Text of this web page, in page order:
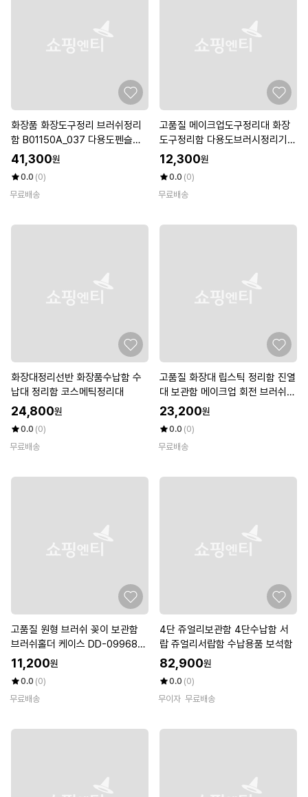
화장품 화장도구정리 브러쉬정리
함 B01150A_037 다용도펜슬꽂
이
41,300원
0.0 (0)
무료배송
고품질 메이크업도구정리대 화장
도구정리함 다용도브러시정리기
(WFKDGJW)
12,300원
0.0 (0)
무료배송
화장대정리선반 화장품수납함 수
납대 정리함 코스메틱정리대
24,800원
0.0 (0)
무료배송
고품질 화장대 립스틱 정리함 진열
대 보관함 메이크업 회전 브러쉬수
납 (WD70D3D)
23,200원
0.0 (0)
무료배송
고품질 원형 브러쉬 꽂이 보관함
브러쉬홀더 케이스 DD-09968
(W71B90D)
11,200원
0.0 (0)
무료배송
4단 쥬얼리보관함 4단수납함 서
랍 쥬얼리서랍함 수납용품 보석함
82,900원
0.0 (0)
무이자 무료배송